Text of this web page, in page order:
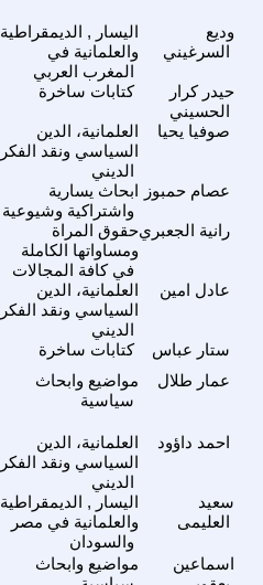
اليسار , الديمقراطية
والعلمانية في
المغرب العربي
وديع
السرغيني
كتابات ساخرة
حيدر كرار
الحسيني
العلمانية، الدين
السياسي ونقد الفكر
الديني
صوفيا يحيا
ابحاث يسارية
واشتراكية وشيوعية
عصام حمبوز
حقوق المراة
ومساواتها الكاملة
في كافة المجالات
رانية الجعبري
العلمانية، الدين
السياسي ونقد الفكر
الديني
عادل امين
كتابات ساخرة ستار عباس
مواضيع وابحاث
سياسية
عمار طلال
العلمانية، الدين
السياسي ونقد الفكر
الديني
احمد داؤود
اليسار , الديمقراطية
والعلمانية في مصر
والسودان
سعيد
العليمى
مواضيع وابحاث
اسماعين